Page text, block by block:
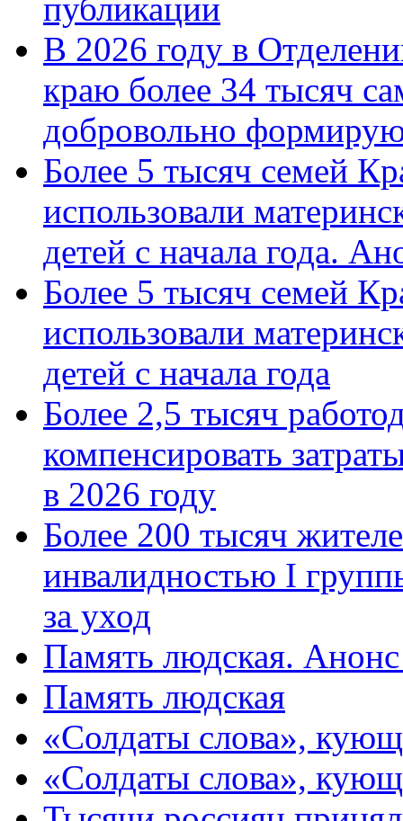
публикации
В 2026 году в
краю более 34 тысяч
добровольно
Более 5 тысяч семей
использовали
детей с начала года.
Более 5 тысяч семей
использовали
детей с начала года
Более 2,5 тысяч
компенсировать
в 2026 году
Более 200 тысяч
инвалидностью I
за уход
Память людская.
Память людская
«Солдаты слова»,
«Солдаты слова»,